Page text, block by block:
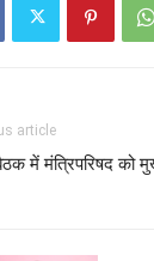
article
में मंत्रिपरिषद को